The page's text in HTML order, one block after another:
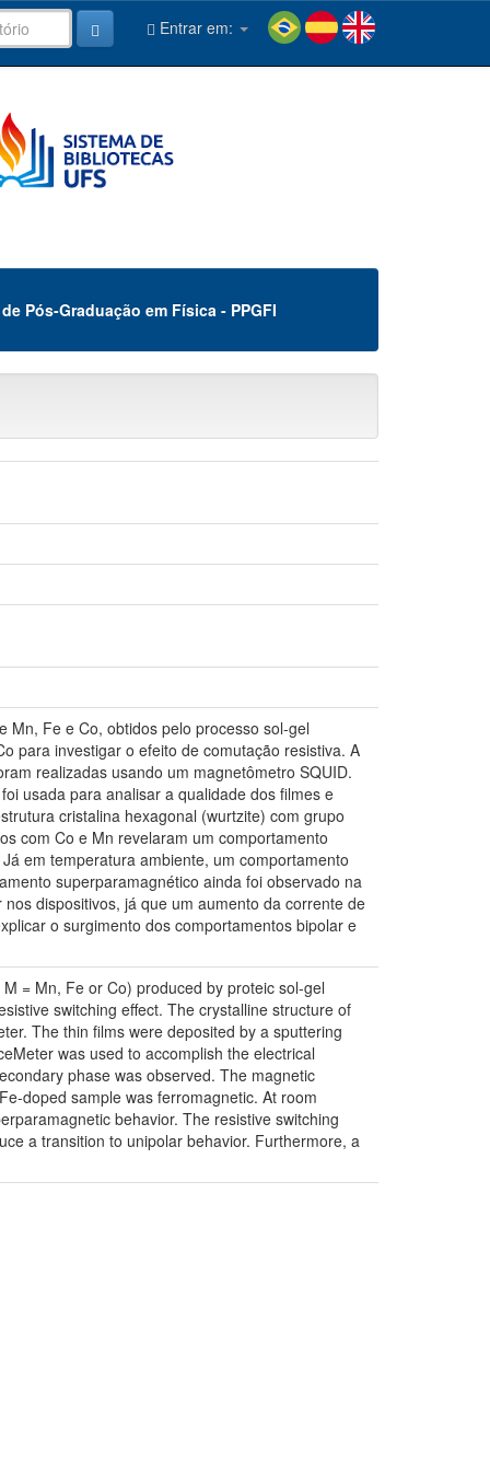
Entrar em:
Pós-Graduação em Física - PPGFI
Mn, Fe e Co, obtidos pelo processo sol-gel
para investigar o efeito de comutação resistiva. A
realizadas usando um magnetômetro SQUID.
usada para analisar a qualidade dos filmes e
cristalina hexagonal (wurtzite) com grupo
com Co e Mn revelaram um comportamento
em temperatura ambiente, um comportamento
superparamagnético ainda foi observado na
dispositivos, já que um aumento da corrente de
o surgimento dos comportamentos bipolar e
= Mn, Fe or Co) produced by proteic sol-gel
switching effect. The crystalline structure of
The thin films were deposited by a sputtering
was used to accomplish the electrical
phase was observed. The magnetic
doped sample was ferromagnetic. At room
behavior. The resistive switching
a transition to unipolar behavior. Furthermore, a